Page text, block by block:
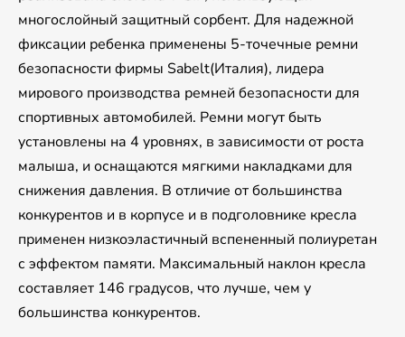
многослойный защитный сорбент. Для надежной
фиксации ребенка применены 5-точечные ремни
безопасности фирмы Sabelt(Италия), лидера
мирового производства ремней безопасности для
спортивных автомобилей. Ремни могут быть
установлены на 4 уровнях, в зависимости от роста
малыша, и оснащаются мягкими накладками для
снижения давления. В отличие от большинства
конкурентов и в корпусе и в подголовнике кресла
применен низкоэластичный вспененный полиуретан
с эффектом памяти. Максимальный наклон кресла
составляет 146 градусов, что лучше, чем у
большинства конкурентов.